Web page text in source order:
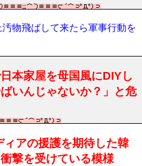
汚物飛ばして来たら軍事行動を
本家屋を母国風にDIYし
いんじゃないか？」と危
アの援護を期待した韓
撃を受けている模様